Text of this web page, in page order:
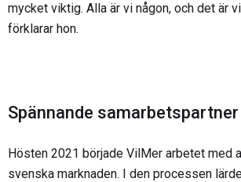
mycket viktig. Alla är vi någon, och det är
förklarar hon.
Spännande samarbetspartner
Hösten 2021 började VilMer arbetet med
svenska marknaden. I den processen